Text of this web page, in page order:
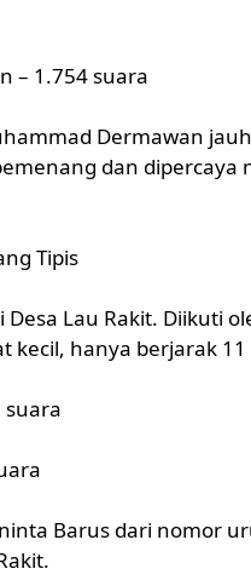
– 1.754 suara
Dermawan
dan dipercaya
Tipis
Lau Rakit. Diikuti
kecil, hanya berjarak 11
suara
Barus dari nomor